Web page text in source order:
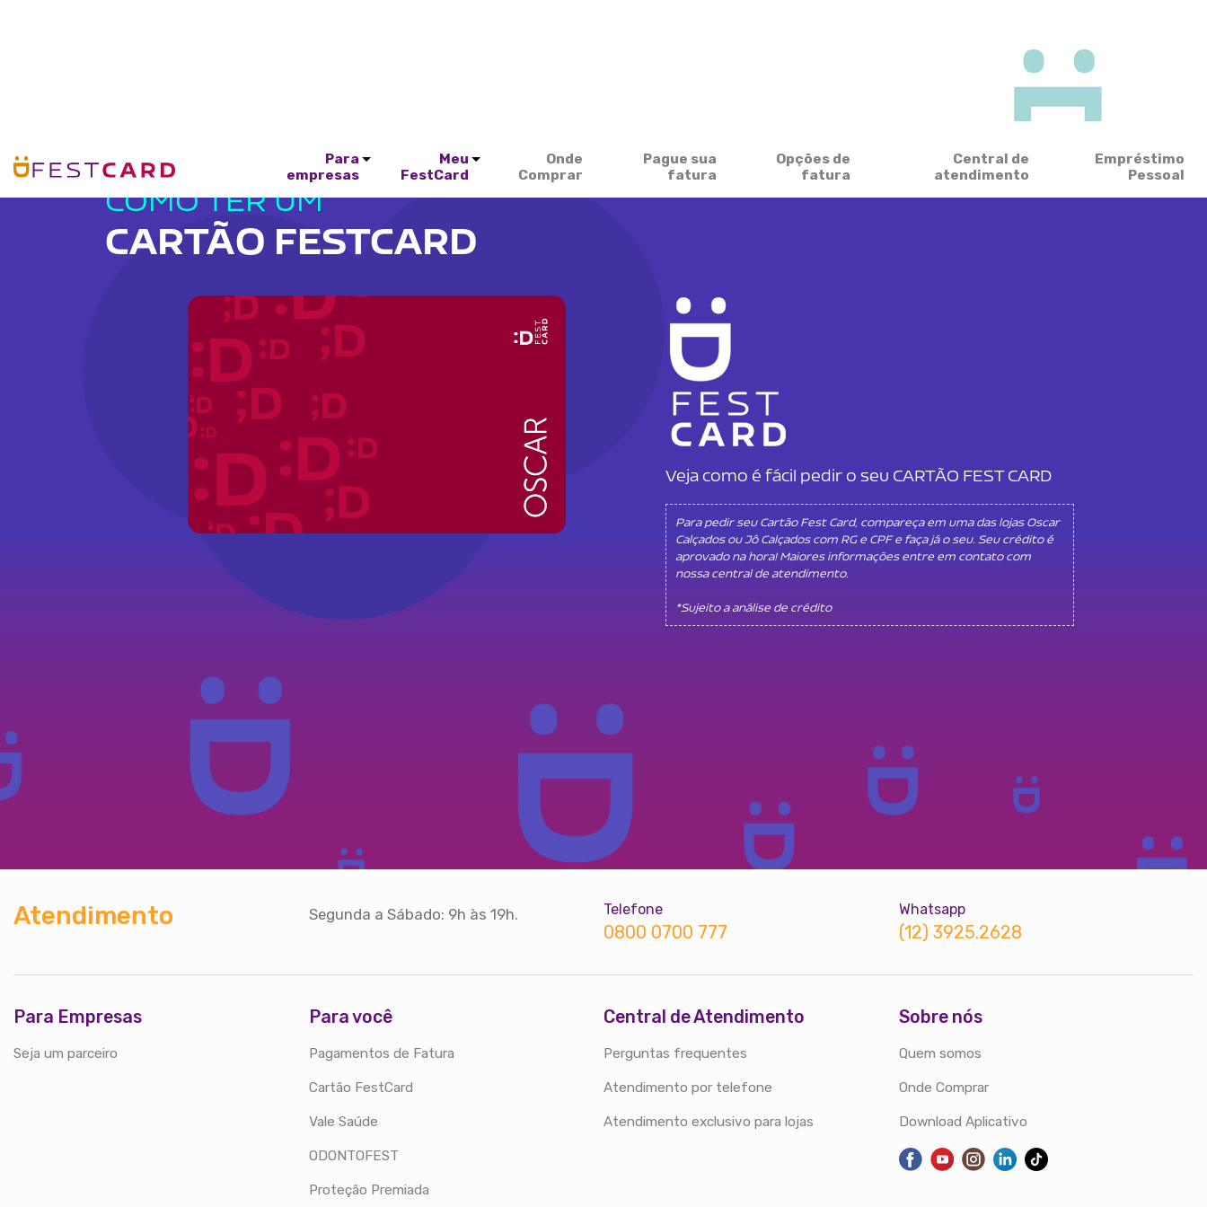
Para
empresas
Meu
FestCard
Onde
Comprar
Pague sua
fatura
Opções de
fatura
Central de
atendimento
Empréstimo
Pessoal
COMO TER UM
CARTÃO FESTCARD
Veja como é fácil pedir o seu CARTÃO FEST CARD
Para pedir seu Cartão Fest Card, compareça em uma das lojas Oscar
Calçados ou Jô Calçados com RG e CPF e faça já o seu. Seu crédito é
aprovado na hora! Maiores informações entre em contato com
nossa central de atendimento.
*Sujeito a análise de crédito
Atendimento Segunda a Sábado: 9h às 19h. Telefone
0800 0700 777
Whatsapp
(12) 3925.2628
Para Empresas
Seja um parceiro
Para você
Pagamentos de Fatura
Cartão FestCard
Vale Saúde
ODONTOFEST
Proteção Premiada
Central de Atendimento
Perguntas frequentes
Atendimento por telefone
Atendimento exclusivo para lojas
Sobre nós
Quem somos
Onde Comprar
Download Aplicativo